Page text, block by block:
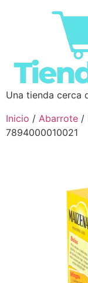
Una tienda cerca
Inicio / Abarrote /
7894000010021